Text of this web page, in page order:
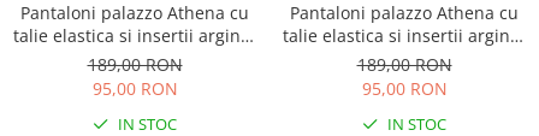
Pantaloni palazzo Athena cu
talie elastica si insertii argintii
- Alb
189,00 RON
95,00 RON
IN STOC
Pantaloni palazzo Athena cu
talie elastica si insertii argintii
- Bleu
189,00 RON
95,00 RON
IN STOC